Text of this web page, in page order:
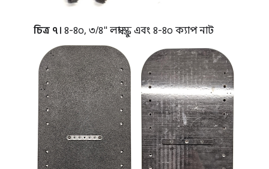
চিত্র ৭। ৪-৪০, ৩/৪" লম্বা স্ক্রু এবং ৪-৪০ ক্যাপ নাট